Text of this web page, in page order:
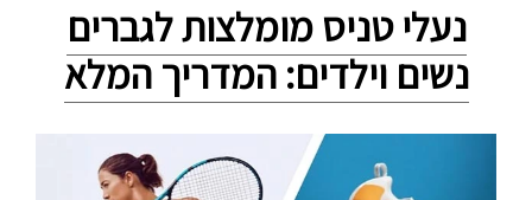
נעלי טניס מומלצות לגברים
נשים וילדים: המדריך המלא